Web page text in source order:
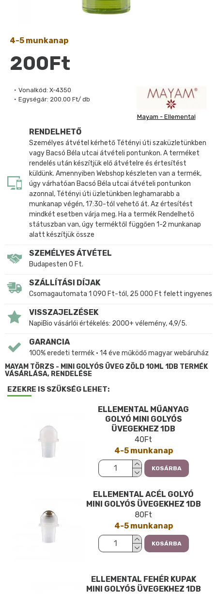
Vonalkód: X-4350
Egységár: 200.00 Ft/ db
Mayam - Ellemental
4-5 munkanap
200Ft
RENDELHETŐ
Személyes átvétel kérhető Tétényi úti szaküzletünkben
vagy Bacsó Béla utcai átvételi pontunkon. A terméket
rendelés után készítjük elő átvételre és értesítést
küldünk. Amennyiben Webshop készleten van a termék,
úgy várhatóan Bacsó Béla utcai átvételi pontunkon
azonnal, Tétényi úti üzletünkben leghamarabb a
munkanap végén, 17:30-tól vehető át. Az értesítést
mindkét esetben várja meg. Ha a termék Rendelhető
státuszban van, úgy terméktől függően 1-2 munkanap
alatt készítjük össze
SZEMÉLYES ÁTVÉTEL
Budapesten 0 Ft.
SZÁLLÍTÁSI DÍJAK
Csomagautomata 1 090 Ft-tól, 25 000 Ft felett ingyenes
VISSZAJELZÉSEK
NapiBio vásárlói értékelés: 2000+ vélemény, 4,9/5.
GARANCIA
100% eredeti termék • 14 éve működő magyar webáruház
MAYAM TÖRZS - MINI GOLYÓS ÜVEG ZÖLD 10ML 1DB TERMÉK
VÁSÁRLÁSA, RENDELÉSE
EZEKRE IS SZÜKSÉG LEHET:
ELLEMENTAL MŰANYAG
GOLYÓ MINI GOLYÓS
ÜVEGEKHEZ 1DB
40Ft
4-5 munkanap
KOSÁRBA
ELLEMENTAL ACÉL GOLYÓ
MINI GOLYÓS ÜVEGEKHEZ 1DB
80Ft
4-5 munkanap
KOSÁRBA
ELLEMENTAL FEHÉR KUPAK
MINI GOLYÓS ÜVEGEKHEZ 1DB